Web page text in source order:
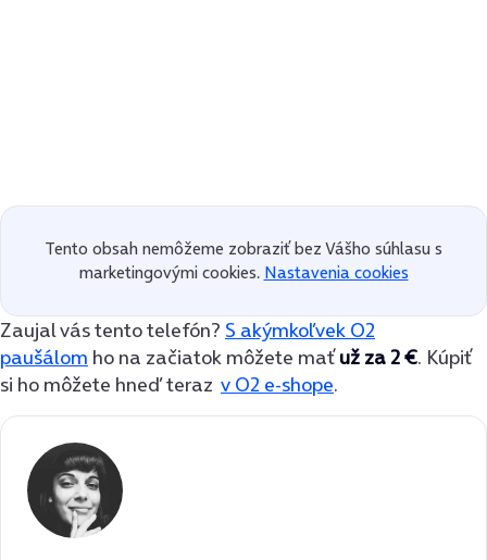
Tento obsah nemôžeme zobraziť bez Vášho súhlasu s
marketingovými cookies. Nastavenia cookies
Zaujal vás tento telefón? S akýmkoľvek O2
paušálom ho na začiatok môžete maťuž za 2 €. Kúpiť
si ho môžete hneď teraz v O2 e-shope.